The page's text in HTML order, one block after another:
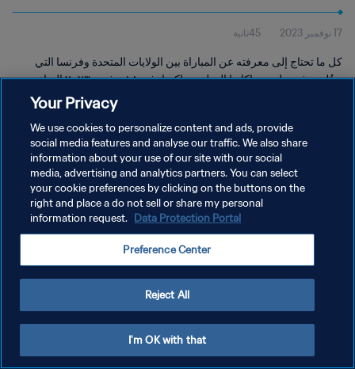
تحت ١٧ سنة FIFA إندونيسيا ٢٠٢٣™
17 نوفمبر 2023 45ثانية
كل ما تحتاج إلى معرفته عن المباراة بين الولايات المتحدة وفرنسا التي
ستُلعب في ملعب جاكارتا الدولي، جاكرتا، في ١٨ نوفمبر ٢٠٢٣ الساعة
إدارة تفضيلات ملفات تعريف الارتباط
Your Privacy
We use cookies to personalize content and ads, provide
social media features and analyse our traffic. We also share
information about your use of our site with our social
media, advertising and analytics partners. You can select
your cookie preferences by clicking on the buttons on the
right and place a do not sell or share my personal
information request. Data Protection Portal
Preference Center
Reject All
I'm OK with that